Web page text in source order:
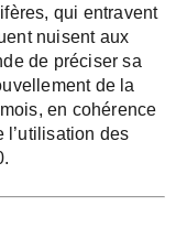
qui entravent
nuisent aux
de préciser sa
de la
en cohérence
l’utilisation des